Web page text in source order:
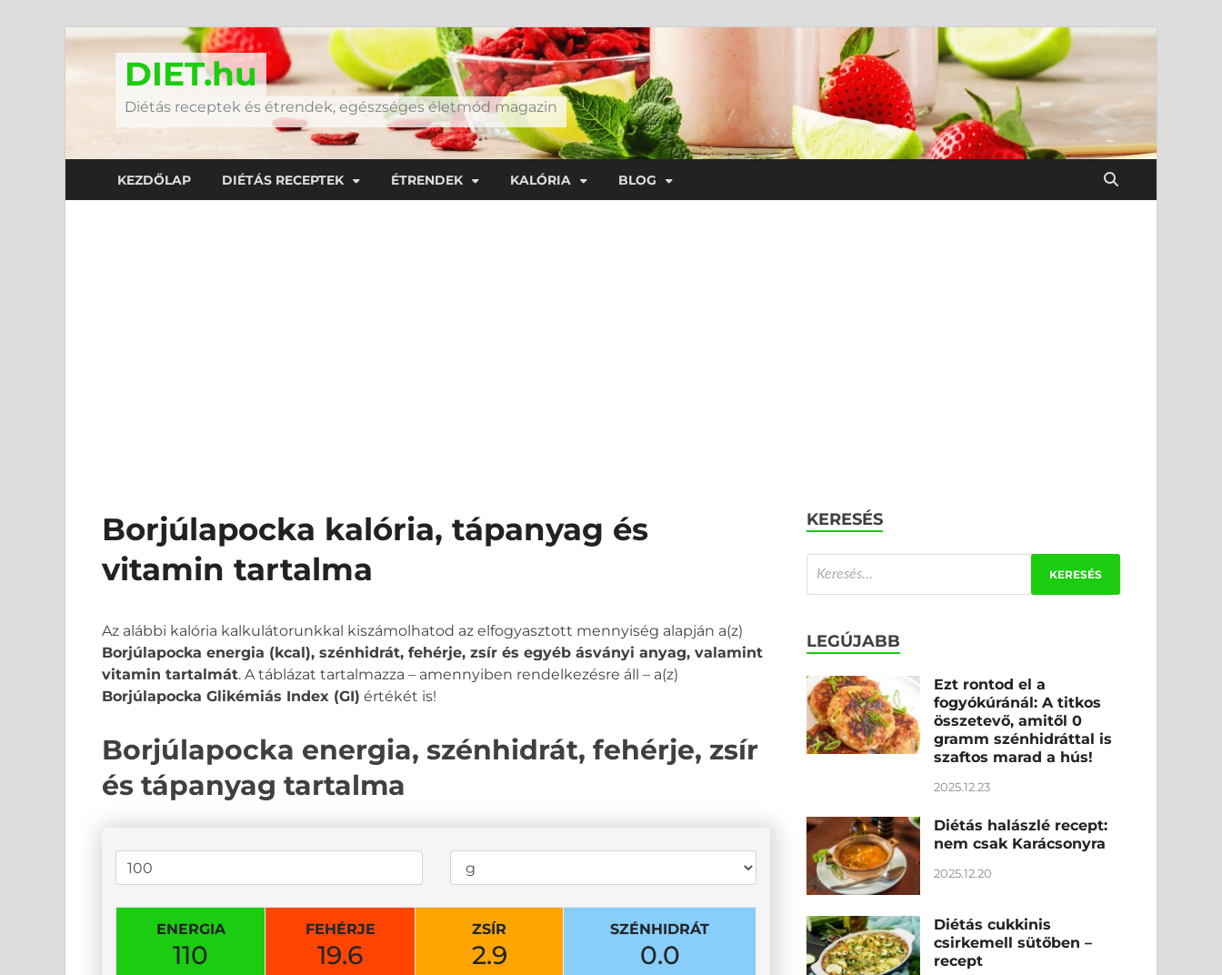
DIET.hu
Diétás receptek és étrendek, egészséges életmód magazin
KEZDŐLAP DIÉTÁS RECEPTEK ÉTRENDEK KALÓRIA BLOG
Borjúlapocka kalória, tápanyag és
vitamin tartalma
Az alábbi kalória kalkulátorunkkal kiszámolhatod az elfogyasztott mennyiség alapján a(z)
Borjúlapocka energia (kcal), szénhidrát, fehérje, zsír és egyéb ásványi anyag, valamint
vitamin tartalmát. A táblázat tartalmazza – amennyiben rendelkezésre áll – a(z)
Borjúlapocka Glikémiás Index (GI) értékét is!
Borjúlapocka energia, szénhidrát, fehérje, zsír
és tápanyag tartalma
ENERGIA
110
FEHÉRJE
19.6
ZSÍR
2.9
SZÉNHIDRÁT
0.0
KERESÉS
LEGÚJABB
Ezt rontod el a
fogyókúránál: A titkos
összetevő, amitől 0
gramm szénhidráttal is
szaftos marad a hús!
2025.12.23
Diétás halászlé recept:
nem csak Karácsonyra
2025.12.20
Diétás cukkinis
csirkemell sütőben –
recept